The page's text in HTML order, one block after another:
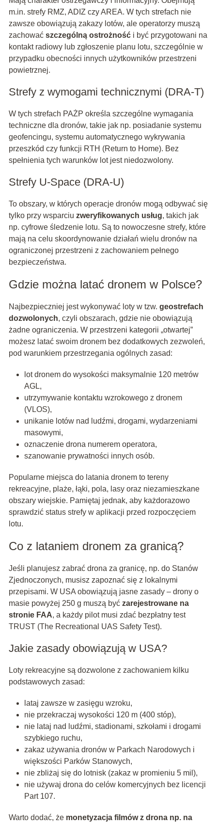
m.in. strefy RMZ, ADIZ czy AREA. W tych strefach nie
zawsze obowiązują zakazy lotów, ale operatorzy muszą
zachować szczególną ostrożnośći być przygotowani na
kontakt radiowy lub zgłoszenie planu lotu, szczególnie w
przypadku obecności innych użytkowników przestrzeni
powietrznej.
Strefy z wymogami technicznymi (DRA-T)
W tych strefach PAŻP określa szczególne wymagania
techniczne dla dronów, takie jak np. posiadanie systemu
geofencingu, systemu automatycznego wykrywania
przeszkód czy funkcji RTH (Return to Home). Bez
spełnienia tych warunków lot jest niedozwolony.
Strefy U-Space (DRA-U)
To obszary, w których operacje dronów mogą odbywać się
tylko przy wsparciu zweryfikowanych usług, takich jak
np. cyfrowe śledzenie lotu. Są to nowoczesne strefy, które
mają na celu skoordynowanie działań wielu dronów na
ograniczonej przestrzeni z zachowaniem pełnego
bezpieczeństwa.
Gdzie można latać dronem w Polsce?
Najbezpieczniej jest wykonywać loty w tzw. geostrefach
dozwolonych, czyli obszarach, gdzie nie obowiązują
żadne ograniczenia. W przestrzeni kategorii „otwartej”
możesz latać swoim dronem bez dodatkowych zezwoleń,
pod warunkiem przestrzegania ogólnych zasad:
lot dronem do wysokości maksymalnie 120 metrów
AGL,
utrzymywanie kontaktu wzrokowego z dronem
(VLOS),
unikanie lotów nad ludźmi, drogami, wydarzeniami
masowymi,
oznaczenie drona numerem operatora,
szanowanie prywatności innych osób.
Popularne miejsca do latania dronem to tereny
rekreacyjne, plaże, łąki, pola, lasy oraz niezamieszkane
obszary wiejskie. Pamiętaj jednak, aby każdorazowo
sprawdzić status strefy w aplikacji przed rozpoczęciem
lotu.
Co z lataniem dronem za granicą?
Jeśli planujesz zabrać drona za granicę, np. do Stanów
Zjednoczonych, musisz zapoznać się z lokalnymi
przepisami. W USA obowiązują jasne zasady – drony o
masie powyżej 250 g muszą być zarejestrowane na
stronie FAA, a każdy pilot musi zdać bezpłatny test
TRUST (The Recreational UAS Safety Test).
Jakie zasady obowiązują w USA?
Loty rekreacyjne są dozwolone z zachowaniem kilku
podstawowych zasad:
lataj zawsze w zasięgu wzroku,
nie przekraczaj wysokości 120 m (400 stóp),
nie lataj nad ludźmi, stadionami, szkołami i drogami
szybkiego ruchu,
zakaz używania dronów w Parkach Narodowych i
większości Parków Stanowych,
nie zbliżaj się do lotnisk (zakaz w promieniu 5 mil),
nie używaj drona do celów komercyjnych bez licencji
Part 107.
Warto dodać, że monetyzacja filmów z drona np. na